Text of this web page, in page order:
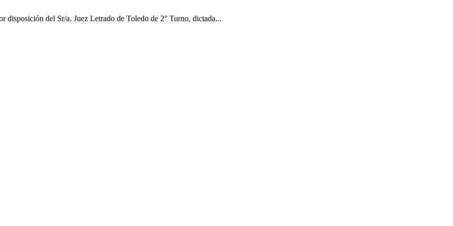
del Sr/a. Juez Letrado de Toledo de 2° Turno, dictada...